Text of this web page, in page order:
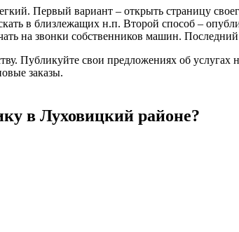
Первый вариант – открыть страницу
в близлежащих н.п. Второй способ –
на звонки собственников машин.
Публикуйте свои предложениях об услугах
заказы.
в Луховицкий районе?